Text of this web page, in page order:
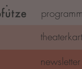
programm
newsletter